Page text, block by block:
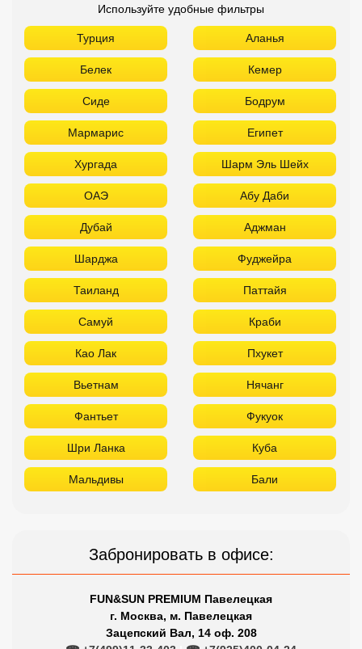
Используйте удобные фильтры
Турция Аланья
Белек Кемер
Сиде Бодрум
Мармарис Египет
Хургада Шарм Эль Шейх
ОАЭ Абу Даби
Дубай Аджман
Шарджа Фуджейра
Таиланд Паттайя
Самуй Краби
Као Лак Пхукет
Вьетнам Нячанг
Фантьет Фукуок
Шри Ланка Куба
Мальдивы Бали
Забронировать в офисе:
FUN&SUN PREMIUM Павелецкая
г. Москва, м. Павелецкая
Зацепский Вал, 14 оф. 208